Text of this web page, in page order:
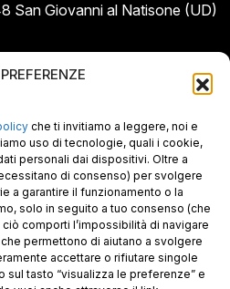
che ti invitiamo a leggere, noi e
uso di tecnologie, quali i cookie,
personali dai dispositivi. Oltre a
di consenso) per svolgere
a garantire il funzionamento o la
solo in seguito a tuo consenso (che
comporti l’impossibilità di navigare
permettono di aiutano a svolgere
accettare o rifiutare singole
tasto “visualizza le preferenze” e
San Giovanni al Natisone (UD)